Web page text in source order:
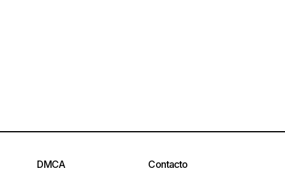
DMCA Contacto